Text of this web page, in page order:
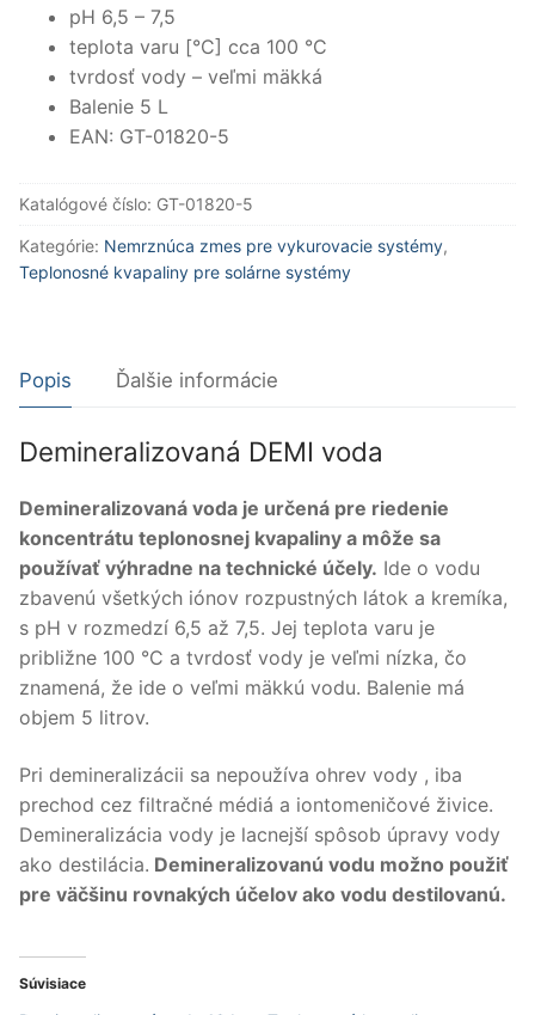
pH 6,5 – 7,5
teplota varu [°C] cca 100 °C
tvrdosť vody – veľmi mäkká
Balenie 5 L
EAN: GT-01820-5
Katalógové číslo: GT-01820-5
Kategórie: Nemrznúca zmes pre vykurovacie systémy,
Teplonosné kvapaliny pre solárne systémy
Popis Ďalšie informácie
Demineralizovaná DEMI voda
Demineralizovaná voda je určená pre riedenie
koncentrátu teplonosnej kvapaliny a môže sa
používať výhradne na technické účely. Ide o vodu
zbavenú všetkých iónov rozpustných látok a kremíka,
s pH v rozmedzí 6,5 až 7,5. Jej teplota varu je
približne 100 °C a tvrdosť vody je veľmi nízka, čo
znamená, že ide o veľmi mäkkú vodu. Balenie má
objem 5 litrov.
Pri demineralizácii sa nepoužíva ohrev vody , iba
prechod cez filtračné médiá a iontomeničové živice.
Demineralizácia vody je lacnejší spôsob úpravy vody
ako destilácia. Demineralizovanú vodu možno použiť
pre väčšinu rovnakých účelov ako vodu destilovanú.
Súvisiace